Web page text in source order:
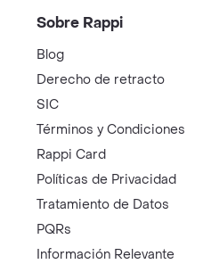
Sobre Rappi
Blog
Derecho de retracto
SIC
Términos y Condiciones
Rappi Card
Políticas de Privacidad
Tratamiento de Datos
PQRs
Información Relevante